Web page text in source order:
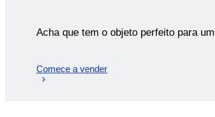
Acha que tem o objeto perfeito para
Comece a vender